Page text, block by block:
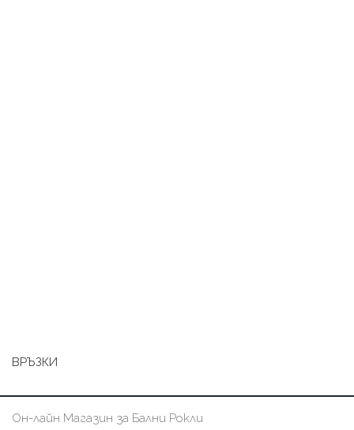
ВРЪЗКИ
Он-лайн Магазин за Бални Рокли